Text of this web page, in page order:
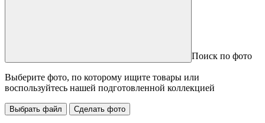
Поиск по фото
Выберите фото, по которому ищите товары или
воспользуйтесь нашей подготовленной коллекцией
Выбрать файл Сделать фото